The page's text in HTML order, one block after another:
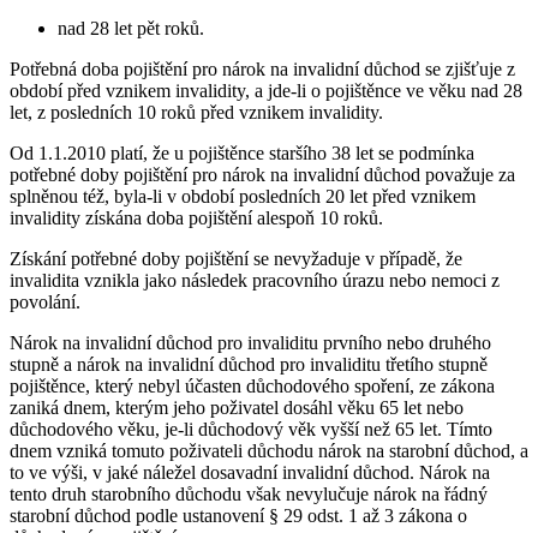
nad 28 let pět roků.
Potřebná doba pojištění pro nárok na invalidní důchod se zjišťuje z
období před vznikem invalidity, a jde-li o pojištěnce ve věku nad 28
let, z posledních 10 roků před vznikem invalidity.
Od 1.1.2010 platí, že u pojištěnce staršího 38 let se podmínka
potřebné doby pojištění pro nárok na invalidní důchod považuje za
splněnou též, byla-li v období posledních 20 let před vznikem
invalidity získána doba pojištění alespoň 10 roků.
Získání potřebné doby pojištění se nevyžaduje v případě, že
invalidita vznikla jako následek pracovního úrazu nebo nemoci z
povolání.
Nárok na invalidní důchod pro invaliditu prvního nebo druhého
stupně a nárok na invalidní důchod pro invaliditu třetího stupně
pojištěnce, který nebyl účasten důchodového spoření, ze zákona
zaniká dnem, kterým jeho poživatel dosáhl věku 65 let nebo
důchodového věku, je-li důchodový věk vyšší než 65 let. Tímto
dnem vzniká tomuto poživateli důchodu nárok na starobní důchod, a
to ve výši, v jaké náležel dosavadní invalidní důchod. Nárok na
tento druh starobního důchodu však nevylučuje nárok na řádný
starobní důchod podle ustanovení § 29 odst. 1 až 3 zákona o